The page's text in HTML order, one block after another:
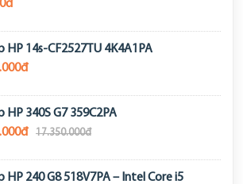
HP 14s-CF2527TU 4K4A1PA
HP 340S G7 359C2PA
17.350.000đ
HP 240 G8 518V7PA – Intel Core i5